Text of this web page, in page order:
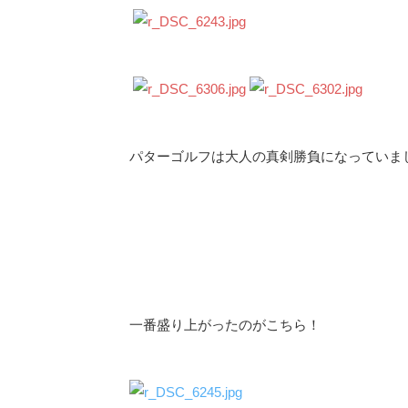
パターゴルフは大人の真剣勝負になっていま
一番盛り上がったのがこちら！